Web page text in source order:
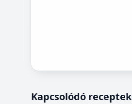
Kapcsolódó receptek